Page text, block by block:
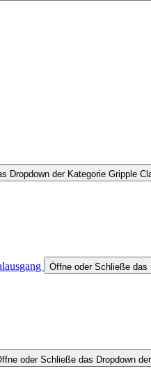
Dropdown der Kategorie Gripple
Öffne oder Schließe das
oder Schließe das Dropdown